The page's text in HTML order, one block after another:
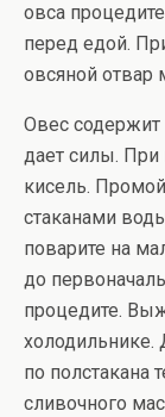
овса
перед едой.
овсяной
Овес содержит
дает силы. При
кисель.
стаканами
поварите на
до
процедите.
холодильнике.
по полстакана
сливочного